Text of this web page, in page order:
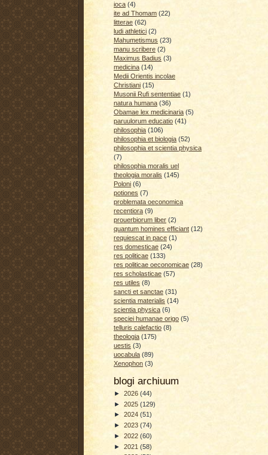
ioca (4)
ite ad Thomam (22)
litterae (62)
ludi athletici (2)
Mahumetismus (23)
manu scribere (2)
Maximus Badius (3)
medicina (14)
Medii Orientis incolae
Christiani (15)
Musonii Rufi sententiae (1)
natura humana (36)
Obamae lex medicinaria (5)
paruulorum educatio (41)
philosophia (106)
philosophia et biologia (52)
philosophia et scientia physica
(7)
philosophia moralis uel
theologia moralis (145)
Poloni (6)
potiones (7)
problemata oeconomica
recentiora (9)
prouerbiorum liber (2)
quantum homines efficiant (12)
requiescat in pace (1)
res domesticae (24)
res politicae (133)
res politicae oeconomicae (28)
res scholasticae (57)
res utiles (8)
sancti et sanctae (31)
scientia materialis (14)
scientia physica (6)
speciei humanae origo (5)
telluris calefactio (8)
theologia (175)
uestis (3)
uocabula (89)
Xenophon (3)
blogi archiuum
► 2026 (44)
► 2025 (129)
► 2024 (51)
► 2023 (74)
► 2022 (60)
► 2021 (58)